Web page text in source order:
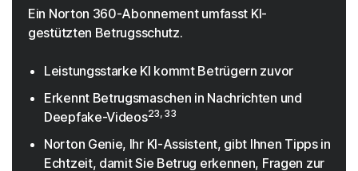
Ein Norton 360-Abonnement umfasst KI-
gestützten Betrugsschutz.
Leistungsstarke KI kommt Betrügern zuvor
Erkennt Betrugsmaschen in Nachrichten und
Deepfake-Videos23, 33
Norton Genie, Ihr KI-Assistent, gibt Ihnen Tipps in
Echtzeit, damit Sie Betrug erkennen, Fragen zur